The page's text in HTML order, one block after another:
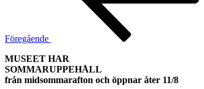
Föregående
MUSEET HAR
SOMMARUPPEHÅLL
från midsommarafton och öppnar åter 11/8